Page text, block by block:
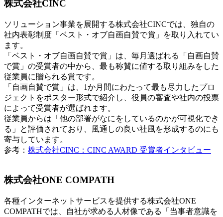
株式会社CINC
ソリューション事業を展開する株式会社CINCでは、独自の
社内表彰制度「ベスト・オブ自画自賛で賞」を取り入れてい
ます。
「ベスト・オブ自画自賛で賞」は、毎月選ばれる「自画自賛
で賞」の受賞者の中から、最も称賛に値する取り組みをした
従業員に贈られる賞です。
「自画自賛で賞」は、1か月間にわたって最も尽力したプロ
ジェクトをポスター形式で紹介し、役員の審査や社内の投票
によって受賞者が選ばれます。
従業員からは「他の部署がなにをしているのかが可視化でき
る」と評価されており、風通しの良い社風を形成するのにも
寄与しています。
参考： 株式会社CINC：CINC AWARD 受賞者インタビュー
株式会社ONE COMPATH
各種インターネットサービスを提供する株式会社ONE
COMPATHでは、自社が求める人材像である「当事者意識を